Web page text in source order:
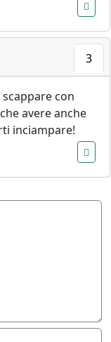
3
con
avere anche
inciampare!